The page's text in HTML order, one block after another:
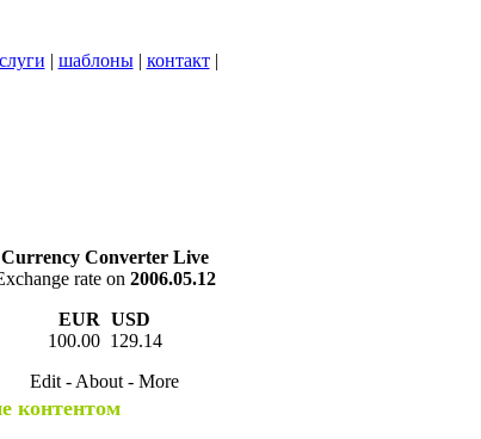
| шаблоны | контакт |
Currency Converter Live
rate on 2006.05.12
EUR USD
100.00 129.14
Edit - About - More
контентом